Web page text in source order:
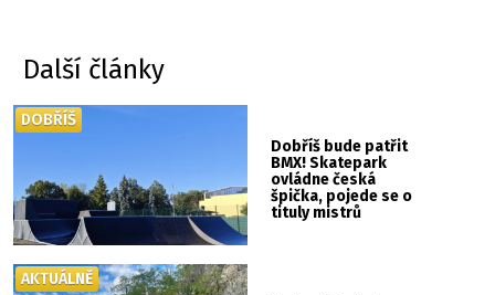
Další články
Dobříš bude patřit
BMX! Skatepark
ovládne česká
špička, pojede se o
tituly mistrů
DOBŘÍŠ
AKTUÁLNĚ